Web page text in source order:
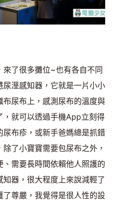
了很多攤位~也有各自不同
溼感知器，它就是一片小小
尿布上，感測尿布的溫度與
，就可以透過手機App立刻得
布疹，或新手爸媽總是抓錯
了小寶寶需要包尿布之外，
需要長時間依賴他人照護的
器，很大程度上來說減輕了
尊嚴，我覺得是很人性的設